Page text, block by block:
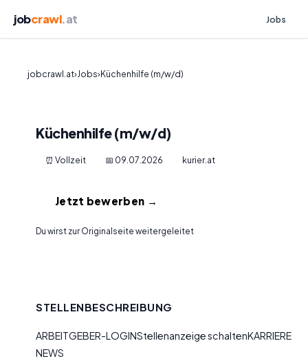
jobcrawl.at Jobs
jobcrawl.at›Jobs›Küchenhilfe (m/w/d)
Küchenhilfe (m/w/d)
⏰ Vollzeit 📅 09.07.2026 kurier.at
Jetzt bewerben →
Du wirst zur Originalseite weitergeleitet
STELLENBESCHREIBUNG
ARBEITGEBER-LOGINStellenanzeige schaltenKARRIERE
NEWS